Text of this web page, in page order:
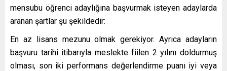
mensubu öğrenci adaylığına başvurmak isteyen adaylarda
aranan şartlar şu şekildedir:
En az lisans mezunu olmak gerekiyor. Ayrıca adayların
başvuru tarihi itibarıyla meslekte fiilen 2 yılını doldurmuş
olması, son iki performans değerlendirme puanı iyi veya